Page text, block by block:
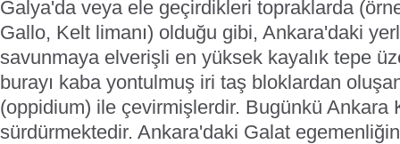
Galya'da veya ele geçirdikleri topraklarda
Gallo, Kelt limanı) olduğu gibi, Ankara'daki
savunmaya elverişli en yüksek kayalık tepe
burayı kaba yontulmuş iri taş bloklardan
(oppidium) ile çevirmişlerdir. Bugünkü Ankara
sürdürmektedir. Ankara'daki Galat